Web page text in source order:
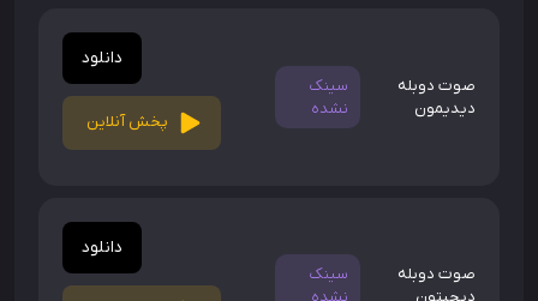
صوت دوبله
دیدیمون
سینک
نشده
دانلود
پخش آنلاین
صوت دوبله
سینک
دانلود